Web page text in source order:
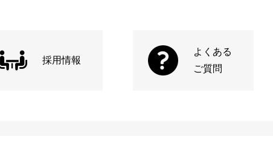
採用情報
よくある
ご質問